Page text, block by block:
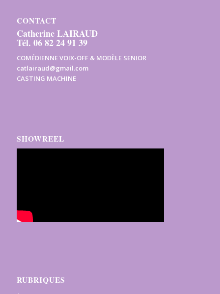
CONTACT
Catherine LAIRAUD
Tél. 06 82 24 91 39
COMÉDIENNE VOIX-OFF & MODÈLE SENIOR
catlairaud@gmail.com
CASTING MACHINE
SHOWREEL
RUBRIQUES